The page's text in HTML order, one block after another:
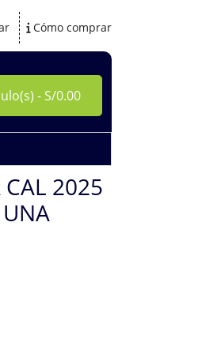
Cómo comprar
- S/0.00
CAL 2025